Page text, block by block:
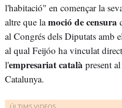
l'habitació" en començar la
altre que lamoció de censura
al Congrés dels Diputats amb
al qual Feijóo ha vinculat
l'empresariat català present
Catalunya.